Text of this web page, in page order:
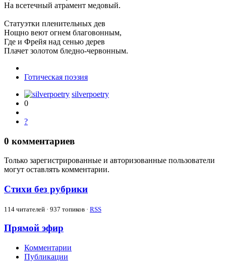
На всетечный атрамент медовый.
Статуэтки пленительных дев
Нощно веют огнем благовонным,
Где и Фрейя над сенью дерев
Плачет золотом бледно-червонным.
Готическая поэзия
silverpoetry
0
?
0 комментариев
Только зарегистрированные и авторизованные пользователи
могут оставлять комментарии.
Стихи без рубрики
114 читателей · 937 топиков · RSS
Прямой эфир
Комментарии
Публикации